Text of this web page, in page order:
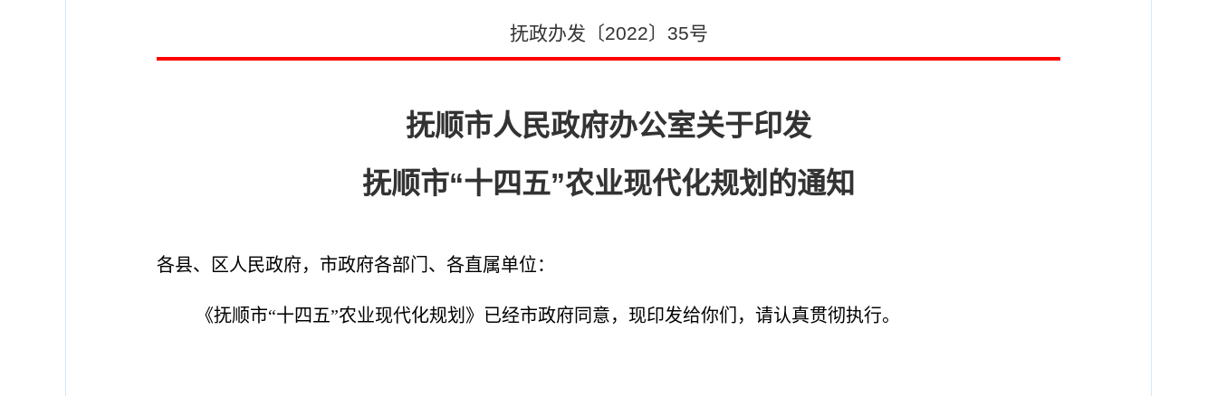
抚政办发〔2022〕35号
抚顺市人民政府办公室关于印发
抚顺市“十四五”农业现代化规划的通知
各县、区人民政府，市政府各部门、各直属单位：
《抚顺市“十四五”农业现代化规划》已经市政府同意，现印发给你们，请认真贯彻执行。